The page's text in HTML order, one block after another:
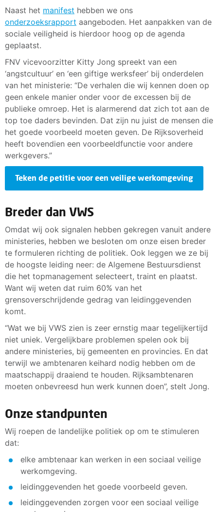
Naast het manifest hebben we ons
onderzoeksrapport aangeboden. Het aanpakken van de
sociale veiligheid is hierdoor hoog op de agenda
geplaatst.
FNV vicevoorzitter Kitty Jong spreekt van een
‘angstcultuur’ en ‘een giftige werksfeer’ bij onderdelen
van het ministerie: “De verhalen die wij kennen doen op
geen enkele manier onder voor de excessen bij de
publieke omroep. Het is alarmerend dat zich tot aan de
top toe daders bevinden. Dat zijn nu juist de mensen die
het goede voorbeeld moeten geven. De Rijksoverheid
heeft bovendien een voorbeeldfunctie voor andere
werkgevers.”
Teken de petitie voor een veilige werkomgeving
Breder dan VWS
Omdat wij ook signalen hebben gekregen vanuit andere
ministeries, hebben we besloten om onze eisen breder
te formuleren richting de politiek. Ook leggen we ze bij
de hoogste leiding neer: de Algemene Bestuursdienst
die het topmanagement selecteert, traint en plaatst.
Want wij weten dat ruim 60% van het
grensoverschrijdende gedrag van leidinggevenden
komt.
“Wat we bij VWS zien is zeer ernstig maar tegelijkertijd
niet uniek. Vergelijkbare problemen spelen ook bij
andere ministeries, bij gemeenten en provincies. En dat
terwijl we ambtenaren keihard nodig hebben om de
maatschappij draaiend te houden. Rijksambtenaren
moeten onbevreesd hun werk kunnen doen”, stelt Jong.
Onze standpunten
Wij roepen de landelijke politiek op om te stimuleren
dat:
elke ambtenaar kan werken in een sociaal veilige
werkomgeving.
leidinggevenden het goede voorbeeld geven.
leidinggevenden zorgen voor een sociaal veilige